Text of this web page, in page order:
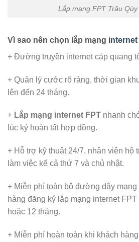
Lắp mạng FPT Trâu Qùy
Vì sao nên chọn lắp mạng internet
+ Đường truyền internet cáp quang
+ Quản lý cước rõ ràng, thời gian
lên đến 24 tháng.
+ Lắp mạng internet FPT nhanh
lúc ký hoàn tất hợp đồng.
+ Hỗ trợ kỹ thuật 24/7, nhân viên hộ
làm việc kể cả thứ 7 và chủ nhật.
+ Miễn phí toàn bộ đường dây mạng
hàng đăng ký lắp mạng internet
hoặc 12 tháng.
+ Miễn phí hoàn toàn khi khách